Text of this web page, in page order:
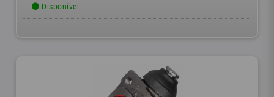
Disponível